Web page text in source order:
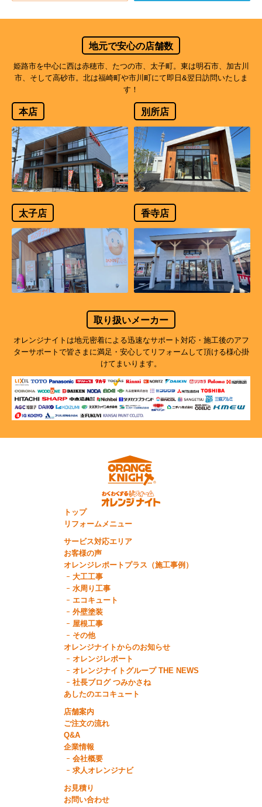
地元で安心の店舗数
姫路市を中心に西は赤穂市、たつの市、太子町。東は明石市、加古川
市、そして高砂市。北は福崎町や市川町にて即日&翌日訪問いたしま
す！
本店 別所店
太子店 香寺店
取り扱いメーカー
オレンジナイトは地元密着による迅速なサポート対応・施工後のアフ
ターサポートで皆さまに満足・安心してリフォームして頂ける様心掛
けてまいります。
トップ
リフォームメニュー
サービス対応エリア
お客様の声
オレンジレポートプラス（施工事例）
大工工事
水周り工事
エコキュート
外壁塗装
屋根工事
その他
オレンジナイトからのお知らせ
オレンジレポート
オレンジナイトグループ THE NEWS
社長ブログ つみかさね
あしたのエコキュート
店舗案内
ご注文の流れ
Q&A
企業情報
会社概要
求人オレンジナビ
お見積り
お問い合わせ